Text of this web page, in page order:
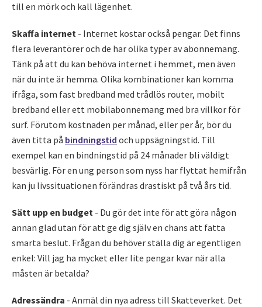
till en mörk och kall lägenhet.
Skaffa internet - Internet kostar också pengar. Det finns
flera leverantörer och de har olika typer av abonnemang.
Tänk på att du kan behöva internet i hemmet, men även
när du inte är hemma. Olika kombinationer kan komma
ifråga, som fast bredband med trådlös router, mobilt
bredband eller ett mobilabonnemang med bra villkor för
surf. Förutom kostnaden per månad, eller per år, bör du
även titta på bindningstid och uppsägningstid. Till
exempel kan en bindningstid på 24 månader bli väldigt
besvärlig. För en ung person som nyss har flyttat hemifrån
kan ju livssituationen förändras drastiskt på två års tid.
Sätt upp en budget - Du gör det inte för att göra någon
annan glad utan för att ge dig själv en chans att fatta
smarta beslut. Frågan du behöver ställa dig är egentligen
enkel: Vill jag ha mycket eller lite pengar kvar när alla
måsten är betalda?
Adressändra - Anmäl din nya adress till Skatteverket. Det